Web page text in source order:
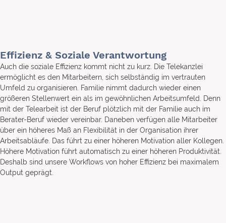
Effizienz & Soziale Verantwortung
Auch die soziale Effizienz kommt nicht zu kurz. Die Telekanzlei
ermöglicht es den Mitarbeitern, sich selbständig im vertrauten
Umfeld zu organisieren. Familie nimmt dadurch wieder einen
größeren Stellenwert ein als im gewöhnlichen Arbeitsumfeld. Denn
mit der Telearbeit ist der Beruf plötzlich mit der Familie auch im
Berater-Beruf wieder vereinbar. Daneben verfügen alle Mitarbeiter
über ein höheres Maß an Flexibilität in der Organisation ihrer
Arbeitsabläufe. Das führt zu einer höheren Motivation aller Kollegen.
Höhere Motivation führt automatisch zu einer höheren Produktivität.
Deshalb sind unsere Workflows von hoher Effizienz bei maximalem
Output geprägt.